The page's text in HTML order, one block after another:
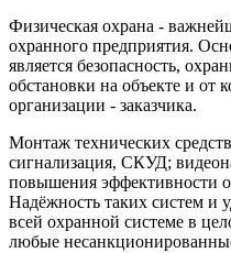
Физическая охрана -
охранного предприятия.
является безопасность,
обстановки на объекте и от
организации - заказчика.
Монтаж технических
сигнализация, СКУД;
повышения эффективности
Надёжность таких систем и
всей охранной системе в
любые